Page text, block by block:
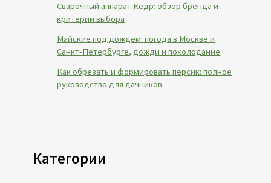
Сварочный аппарат Кедр: обзор бренда и
критерии выбора
Майские под дождем: погода в Москве и
Санкт-Петербурге, дожди и похолодание
Как обрезать и формировать персик: полное
руководство для дачников
Категории